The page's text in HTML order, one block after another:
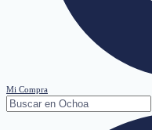
Mi Compra